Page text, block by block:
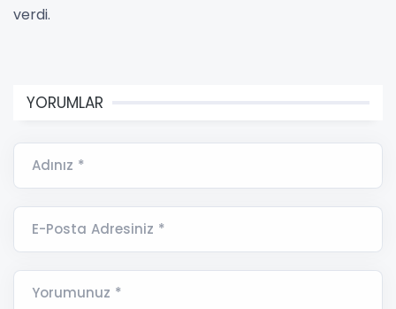
verdi.
YORUMLAR
Adınız *
E-Posta Adresiniz *
Yorumunuz *